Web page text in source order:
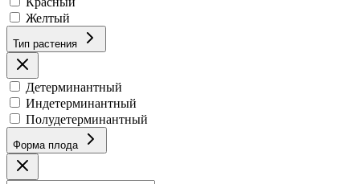
Желтый
Тип растения
Детерминантный
Индетерминантный
Полудетерминантный
Форма плода